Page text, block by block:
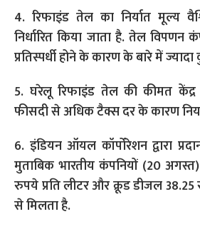
4. रिफाइंड तेल का निर्यात मूल्य
निर्धारित किया जाता है. तेल
प्रतिस्पर्धी होने के कारण के बारे में
5. घरेलू रिफाइंड तेल की कीमत केंद्र
फीसदी से अधिक टैक्स दर के कारण
6. इंडियन ऑयल कॉर्पोरेशन द्वारा
मुताबिक भारतीय कंपनियों (20
रुपये प्रति लीटर और क्रूड डीजल 38.25
से मिलता है.